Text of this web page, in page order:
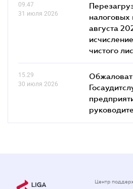
09.47
31 июля 2026
налоговых
августа
чистого
15.29
30 июля 2026
Центр